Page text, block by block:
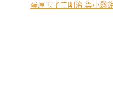
蛋厚玉子三明治 與小鬆